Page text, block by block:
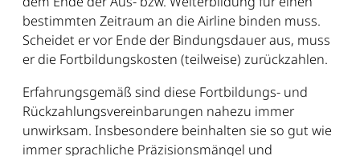
bestimmten Zeitraum an die Airline binden muss.
Scheidet er vor Ende der Bindungsdauer aus, muss
er die Fortbildungskosten (teilweise) zurückzahlen.
Erfahrungsgemäß sind diese Fortbildungs- und
Rückzahlungsvereinbarungen nahezu immer
unwirksam. Insbesondere beinhalten sie so gut wie
immer sprachliche Präzisionsmängel und